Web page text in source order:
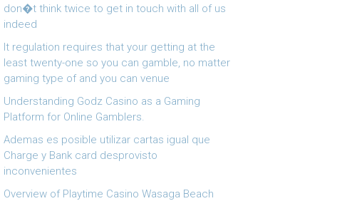
don�t think twice to get in touch with all of us
indeed
It regulation requires that your getting at the
least twenty-one so you can gamble, no matter
gaming type of and you can venue
Understanding Godz Casino as a Gaming
Platform for Online Gamblers.
Ademas es posible utilizar cartas igual que
Charge y Bank card desprovisto
inconvenientes
Overview of Playtime Casino Wasaga Beach